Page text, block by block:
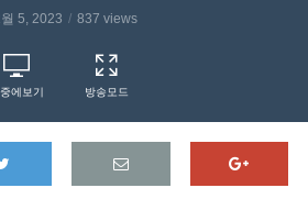
5, 2023 837 views
에보기 방송모드